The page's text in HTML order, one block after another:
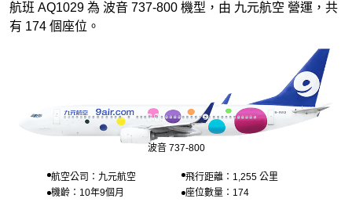
航班 AQ1029 為 波音 737-800 機型，由 九元航空 營運，共
有 174 個座位。
波音 737-800
航空公司：九元航空
飛行距離：1,255 公里
機齡：10年9個月
座位數量：174